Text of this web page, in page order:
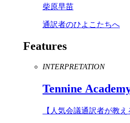
柴原早苗
通訳者のひよこたちへ
Features
INTERPRETATION
Tennine
【人気会議通訳者が教え